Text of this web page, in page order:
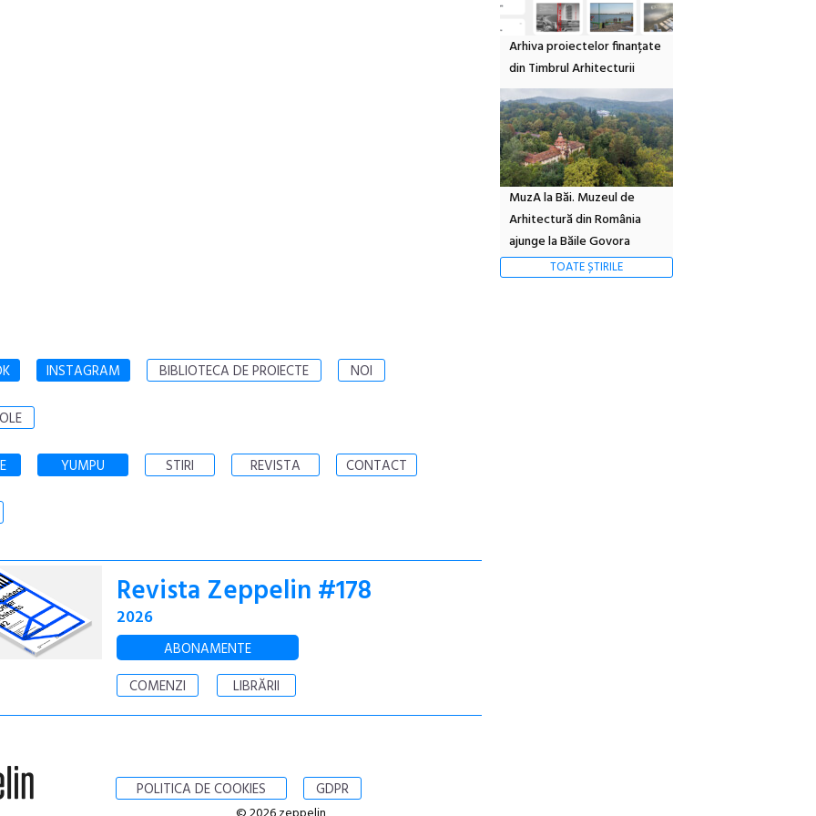
Arhiva proiectelor finanțate
din Timbrul Arhitecturii
MuzA la Băi. Muzeul de
Arhitectură din România
ajunge la Băile Govora
TOATE ȘTIRILE
INSTAGRAM BIBLIOTECA DE PROIECTE NOI
YUMPU STIRI REVISTA CONTACT
Revista Zeppelin #178
2026
ABONAMENTE
COMENZI
LIBRĂRII
POLITICA DE COOKIES GDPR